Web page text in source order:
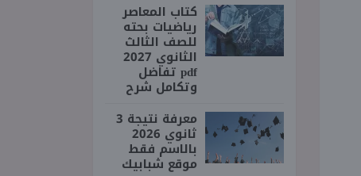
كتاب المعاصر
رياضيات بحته
للصف الثالث
الثانوي 2027
pdf تفاضل
وتكامل شرح
معرفة نتيجة 3
ثانوي 2026
بالاسم فقط
موقع شبابيك